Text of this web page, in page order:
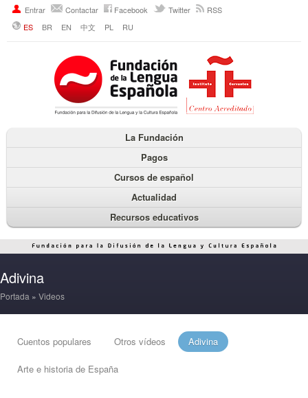
Entrar Contactar Facebook Twitter
RSS
ES
BR EN 中文 PL RU
La Fundación
Pagos
Cursos de español
Actualidad
Recursos educativos
Adivina
Portada » Videos
Cuentos populares Otros vídeos Adivina
Arte e historia de España